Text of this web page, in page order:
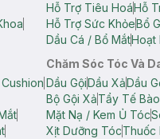
Hỗ Trợ Tiêu HoáHỗ
Hỗ Trợ Sức KhỏeBổ
Dầu Cá / Bổ MắtHoạt
Chăm Sóc Tóc Và
Dầu GộiDầu XảDầu
Bộ Gội XảTẩy Tế
Mặt Nạ / Kem Ủ Tóc
Xịt Dưỡng TócThuốc